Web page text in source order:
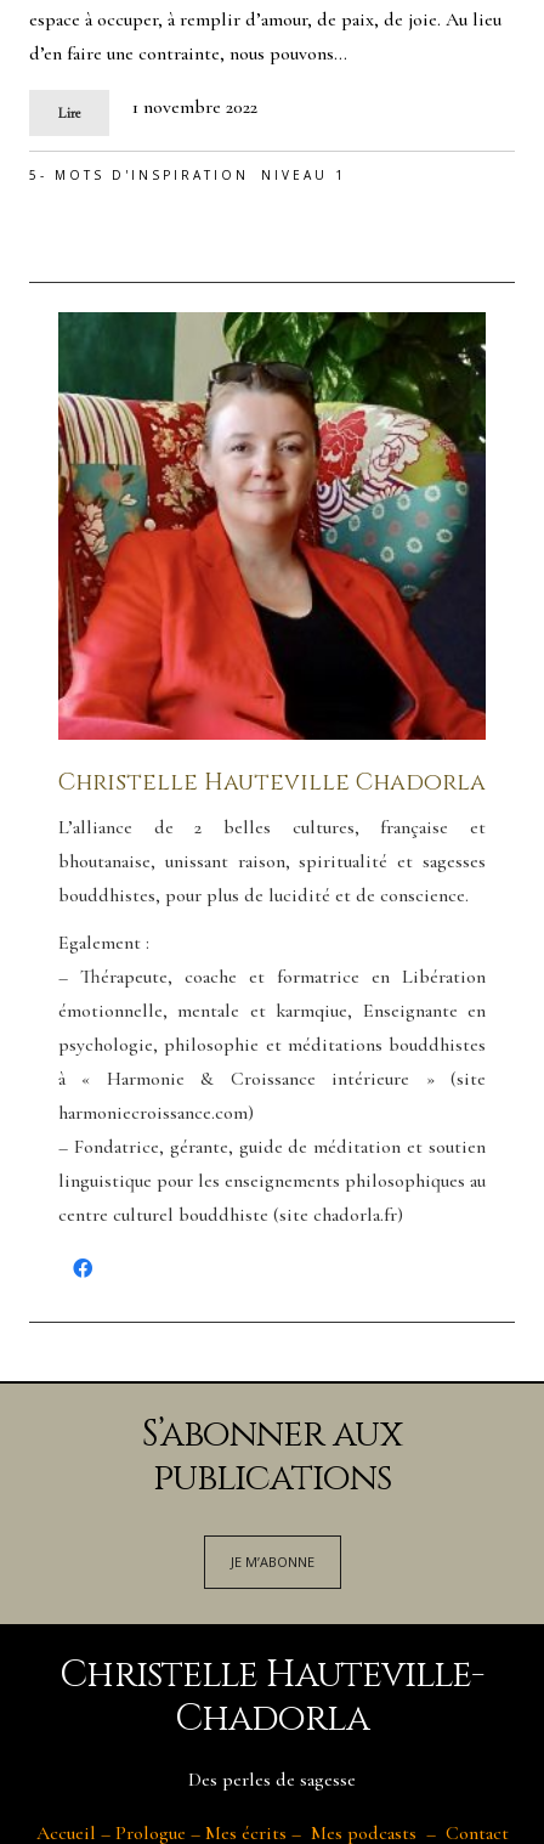
espace à occuper, à remplir d’amour, de paix, de joie. Au lieu
d’en faire une contrainte, nous pouvons…
Lire 1 novembre 2022
5- MOTS D'INSPIRATION NIVEAU 1
Christelle Hauteville Chadorla
L’alliance de 2 belles cultures, française et
bhoutanaise, unissant raison, spiritualité et sagesses
bouddhistes, pour plus de lucidité et de conscience.
Egalement :
– Thérapeute, coache et formatrice en Libération
émotionnelle, mentale et karmqiue, Enseignante en
psychologie, philosophie et méditations bouddhistes
à « Harmonie & Croissance intérieure » (site
harmoniecroissance.com)
– Fondatrice, gérante, guide de méditation et soutien
linguistique pour les enseignements philosophiques au
centre culturel bouddhiste (site chadorla.fr)
S’abonner aux
publications
JE M’ABONNE
Christelle Hauteville-
Chadorla
Des perles de sagesse
Accueil – Prologue – Mes écrits – Mes podcasts – Contact